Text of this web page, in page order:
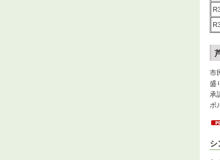
市
盛
承
ボ
シ